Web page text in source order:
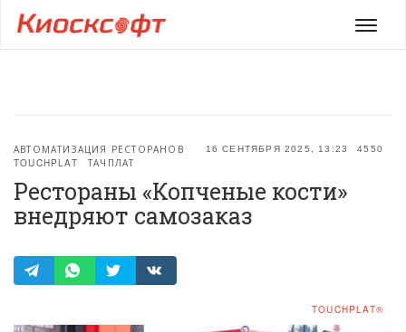
Меню
16 СЕНТЯБРЯ 2025, 13:23 4550
АВТОМАТИЗАЦИЯ РЕСТОРАНОВ
TOUCHPLAT
ТАЧПЛАТ
Рестораны «Копченые кости»
внедряют самозаказ
TOUCHPLAT®